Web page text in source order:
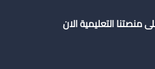
منصتنا التعليمية الان